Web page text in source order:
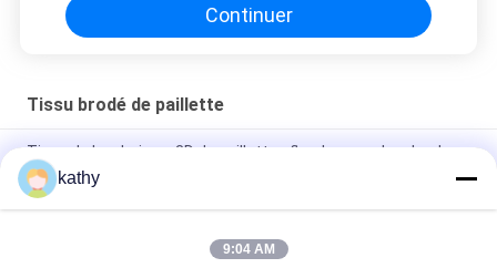
Continuer
Tissu brodé de paillette
Tissu de broderie en 3D de paillettes florales pour la robe de
fête d'anniversaire
Couleur papillon de haute qualité douce paille brodée tissu
kathy
9:04 AM